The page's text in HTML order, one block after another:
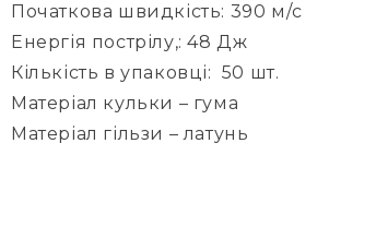
Початкова швидкість: 390 м/с
Енергія пострілу,: 48 Дж
Кількість в упаковці: 50 шт.
Матеріал кульки – гума
Матеріал гільзи – латунь